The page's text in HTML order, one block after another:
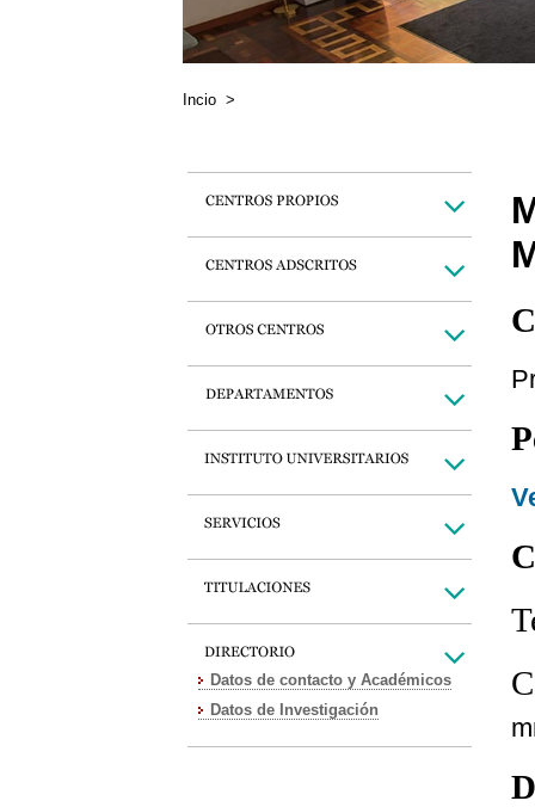
Incio >
Datos de contacto y Académicos
Datos de Investigación